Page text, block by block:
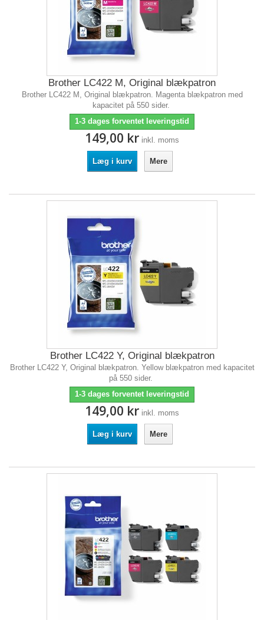
Brother LC422 M, Original blækpatron
Brother LC422 M, Original blækpatron. Magenta blækpatron med
kapacitet på 550 sider.
1-3 dages forventet leveringstid
149,00 kr inkl. moms
Læg i kurv Mere
Brother LC422 Y, Original blækpatron
Brother LC422 Y, Original blækpatron. Yellow blækpatron med kapacitet
på 550 sider.
1-3 dages forventet leveringstid
149,00 kr inkl. moms
Læg i kurv Mere